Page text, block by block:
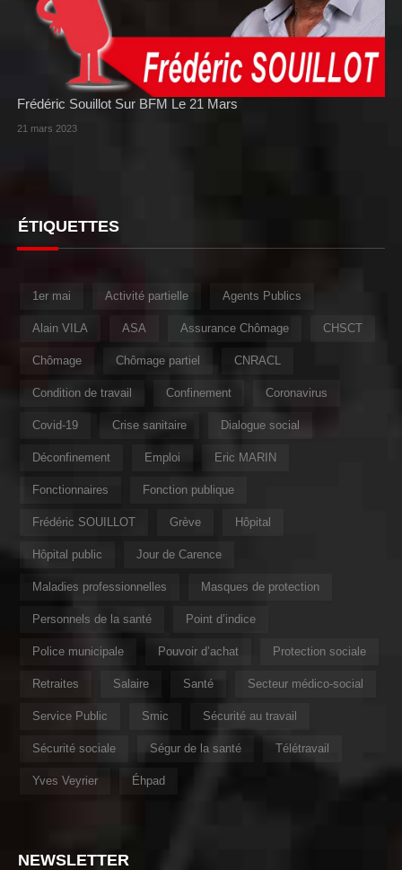
Frédéric Souillot Sur BFM Le 21 Mars
21 mars 2023
ÉTIQUETTES
1er mai Activité partielle Agents Publics
Alain VILA ASA Assurance Chômage CHSCT
Chômage Chômage partiel CNRACL
Condition de travail Confinement Coronavirus
Covid-19 Crise sanitaire Dialogue social
Déconfinement Emploi Eric MARIN
Fonctionnaires Fonction publique
Frédéric SOUILLOT Grève Hôpital
Hôpital public Jour de Carence
Maladies professionnelles Masques de protection
Personnels de la santé Point d’indice
Police municipale Pouvoir d’achat Protection sociale
Retraites Salaire Santé Secteur médico-social
Service Public Smic Sécurité au travail
Sécurité sociale Ségur de la santé Télétravail
Yves Veyrier Éhpad
NEWSLETTER